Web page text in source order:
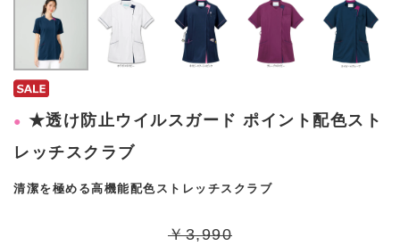
★透け防止ウイルスガード ポイント配色スト
レッチスクラブ
清潔を極める高機能配色ストレッチスクラブ
￥3,990